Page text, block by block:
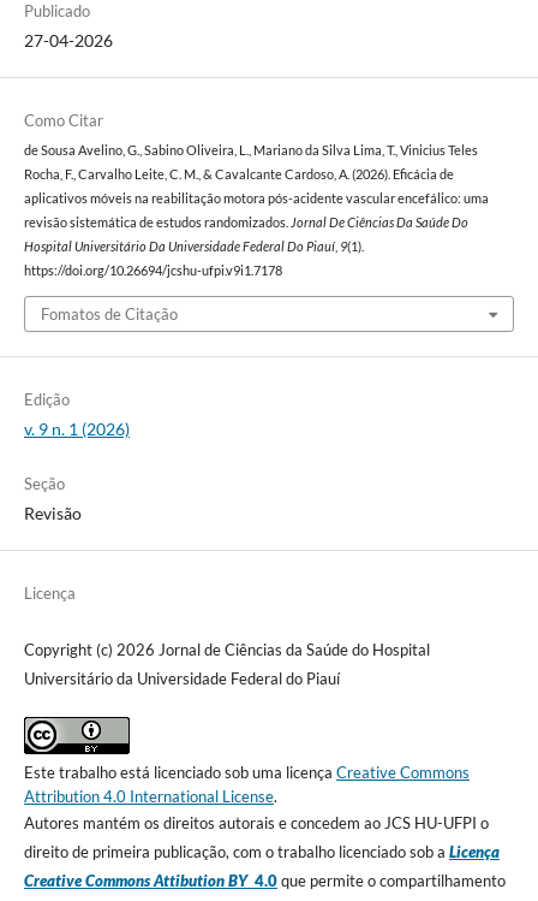
Publicado
27-04-2026
Como Citar
de Sousa Avelino, G., Sabino Oliveira, L., Mariano da Silva Lima, T., Vinicius Teles
Rocha, F., Carvalho Leite, C. M., & Cavalcante Cardoso, A. (2026). Eficácia de
aplicativos móveis na reabilitação motora pós-acidente vascular encefálico: uma
revisão sistemática de estudos randomizados. Jornal De Ciências Da Saúde Do
Hospital Universitário Da Universidade Federal Do Piauí, 9(1).
https://doi.org/10.26694/jcshu-ufpi.v9i1.7178
Fomatos de Citação
Edição
v. 9 n. 1 (2026)
Seção
Revisão
Licença
Copyright (c) 2026 Jornal de Ciências da Saúde do Hospital
Universitário da Universidade Federal do Piauí
Este trabalho está licenciado sob uma licença Creative Commons
Attribution 4.0 International License.
Autores mantém os direitos autorais e concedem ao JCS HU-UFPI o
direito de primeira publicação, com o trabalho licenciado sob a Licença
Creative Commons Attibution BY4.0que permite o compartilhamento